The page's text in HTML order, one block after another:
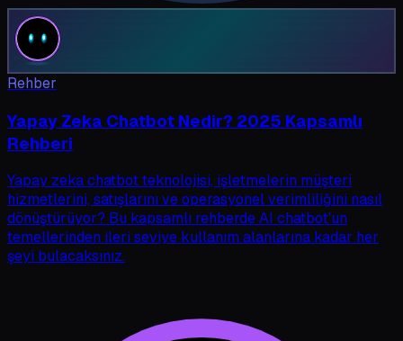
Rehber
Yapay Zeka Chatbot Nedir? 2025 Kapsamlı
Rehberi
Yapay zeka chatbot teknolojisi, işletmelerin müşteri
hizmetlerini, satışlarını ve operasyonel verimliliğini nasıl
dönüştürüyor? Bu kapsamlı rehberde AI chatbot'un
temellerinden ileri seviye kullanım alanlarına kadar her
şeyi bulacaksınız.